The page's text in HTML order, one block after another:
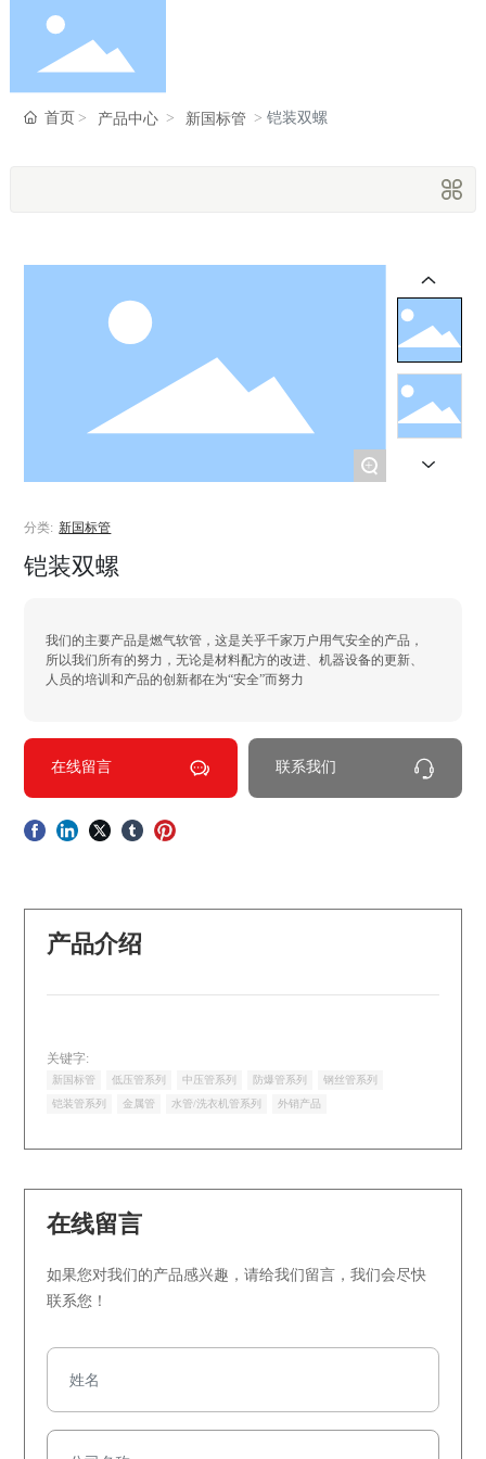
首页
首页 产品中心 新国标管 铠装双螺
+
分类: 新国标管
铠装双螺
我们的主要产品是燃气软管，这是关乎千家万户用气安全的产品，
所以我们所有的努力，无论是材料配方的改进、机器设备的更新、
人员的培训和产品的创新都在为“安全”而努力
在线留言 联系我们
产品介绍
关键字:
新国标管 低压管系列 中压管系列 防爆管系列
钢丝管系列
铠装管系列
金属管 水管/洗衣机管系列 外销产品
在线留言
如果您对我们的产品感兴趣，请给我们留言，我们会尽快
联系您！